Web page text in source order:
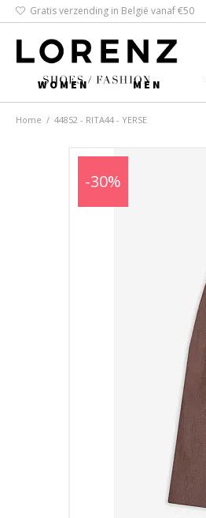
Gratis verzending in België vanaf €50
WOMEN MEN
Home / 44852 - RITA44 - YERSE
-30%